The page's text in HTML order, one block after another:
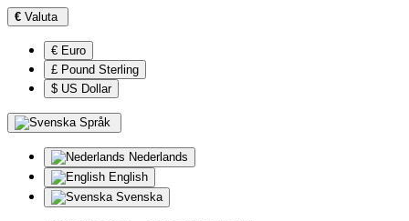
€ Valuta
€ Euro
£ Pound Sterling
$ US Dollar
Språk
Nederlands
English
Svenska